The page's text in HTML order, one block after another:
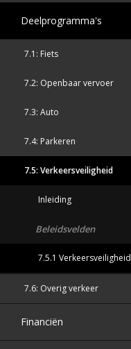
Deelprogramma's
7.1: Fiets
7.2: Openbaar vervoer
7.3: Auto
7.4: Parkeren
7.5: Verkeersveiligheid
Inleiding
Beleidsvelden
7.5.1 Verkeersveiligheid
7.6: Overig verkeer
Financiën